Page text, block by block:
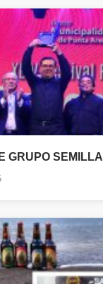
GRUPO SEMILLA